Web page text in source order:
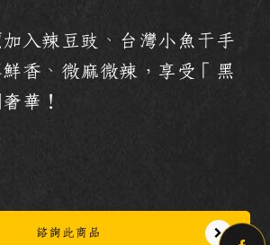
入辣豆豉、台灣小魚干手
香、微麻微辣，享受「黑
華！
諮詢此商品